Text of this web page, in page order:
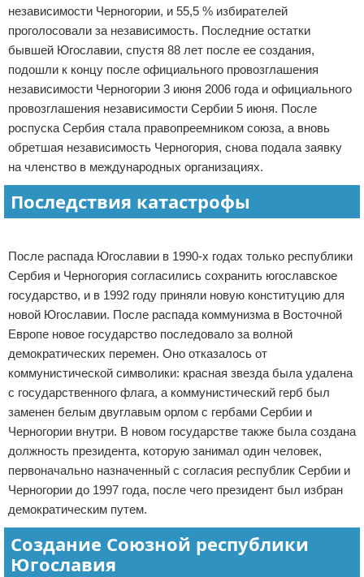
независимости Черногории, и 55,5 % избирателей
проголосовали за независимость. Последние остатки
бывшей Югославии, спустя 88 лет после ее создания,
подошли к концу после официального провозглашения
независимости Черногории 3 июня 2006 года и официального
провозглашения независимости Сербии 5 июня. После
роспуска Сербия стала правопреемником союза, а вновь
обретшая независимость Черногория, снова подала заявку
на членство в международных организациях.
Последствия катастрофы
После распада Югославии в 1990-х годах только республики
Сербия и Черногория согласились сохранить югославское
государство, и в 1992 году приняли новую конституцию для
новой Югославии. После распада коммунизма в Восточной
Европе новое государство последовало за волной
демократических перемен. Оно отказалось от
коммунистической символики: красная звезда была удалена
с государственного флага, а коммунистический герб был
заменен белым двуглавым орлом с гербами Сербии и
Черногории внутри. В новом государстве также была создана
должность президента, которую занимал один человек,
первоначально назначенный с согласия республик Сербии и
Черногории до 1997 года, после чего президент был избран
демократическим путем.
Создание Союзной республики
Югославия